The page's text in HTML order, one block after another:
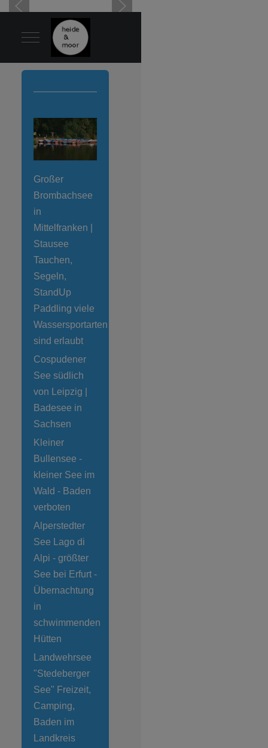
Mobile Menu Toggle
Großer
Brombachsee
in
Mittelfranken |
Stausee
Tauchen,
Segeln,
StandUp
Paddling viele
Wassersportarten
sind erlaubt
Cospudener
See südlich
von Leipzig |
Badesee in
Sachsen
Kleiner
Bullensee -
kleiner See im
Wald - Baden
verboten
Alperstedter
See Lago di
Alpi - größter
See bei Erfurt -
Übernachtung
in
schwimmenden
Hütten
Landwehrsee
"Stedeberger
See" Freizeit,
Camping,
Baden im
Landkreis